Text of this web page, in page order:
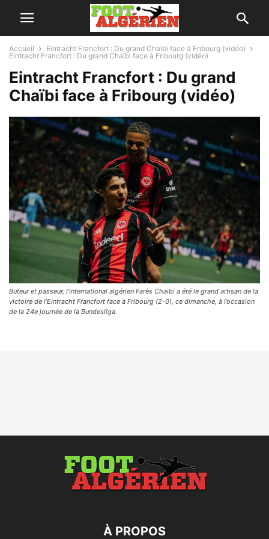
Accueil
Eintracht Francfort : Du grand Chaïbi face à Fribourg (vidéo)
Eintracht Francfort : Du grand Chaïbi face à Fribourg (vidéo)
Eintracht Francfort : Du grand
Chaïbi face à Fribourg (vidéo)
Buteur et passeur, l’international algérien Farès Chaïbi a été le grand artisan de la
victoire de l’Eintracht Francfort face à Fribourg (2-0), ce dimanche, à l’occasion
de la 24e journée de la Bundesliga.
À PROPOS